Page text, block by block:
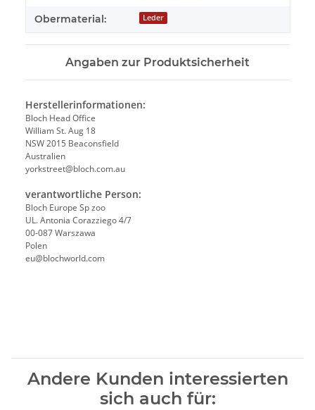
Obermaterial: Leder
Angaben zur Produktsicherheit
Herstellerinformationen:
Bloch Head Office
William St. Aug 18
NSW 2015 Beaconsfield
Australien
yorkstreet@bloch.com.au
verantwortliche Person:
Bloch Europe Sp zoo
UL. Antonia Corazziego 4/7
00-087 Warszawa
Polen
eu@blochworld.com
Andere Kunden interessierten
sich auch für: